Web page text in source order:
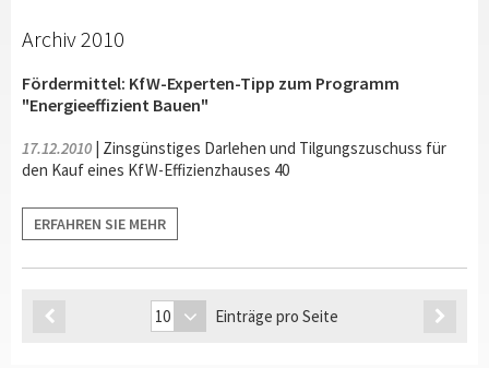
Archiv 2010
Fördermittel: KfW-Experten-Tipp zum Programm
"Energieeffizient Bauen"
17.12.2010 | Zinsgünstiges Darlehen und Tilgungszuschuss für
den Kauf eines KfW-Effizienzhauses 40
ERFAHREN SIE MEHR
Einträge pro Seite